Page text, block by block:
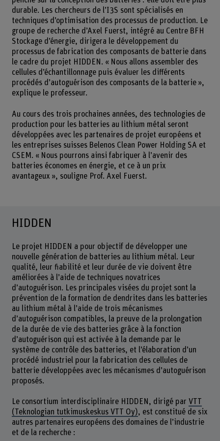
durable. Les chercheurs de l’I3S sont spécialisés en
techniques d’optimisation des processus de production. Le
groupe de recherche d’Axel Fuerst, intégré au Centre BFH
Stockage d’énergie, dirigera le développement du
processus de fabrication des composants de batterie dans
le cadre du projet HIDDEN. « Nous allons assembler des
cellules d’échantillonnage puis évaluer les différents
procédés d’autoguérison des composants de la batterie »,
explique le professeur.
Au cours des trois prochaines années, des technologies de
production pour les batteries au lithium métal seront
développées avec les partenaires de projet européens et
les entreprises suisses Belenos Clean Power Holding SA et
CSEM. « Nous pourrons ainsi fabriquer à l’avenir des
batteries économes en énergie, et ce à un prix
avantageux », souligne Prof. Axel Fuerst.
HIDDEN
Le projet HIDDEN a pour objectif de développer une
nouvelle génération de batteries au lithium métal. Leur
qualité, leur fiabilité et leur durée de vie doivent être
améliorées à l’aide de techniques novatrices
d’autoguérison. Les principales visées du projet sont la
prévention de la formation de dendrites dans les batteries
au lithium métal à l’aide de trois mécanismes
d’autoguérison compatibles, la preuve de la prolongation
de la durée de vie des batteries grâce à la fonction
d’autoguérison qui est activée à la demande par le
système de contrôle des batteries, et l’élaboration d’un
procédé industriel pour la fabrication des cellules de
batterie développées avec les mécanismes d’autoguérison
proposés.
Le consortium interdisciplinaire HIDDEN, dirigé par VTT
(Teknologian tutkimuskeskus VTT Oy), est constitué de six
autres partenaires européens des domaines de l’industrie
et de la recherche :